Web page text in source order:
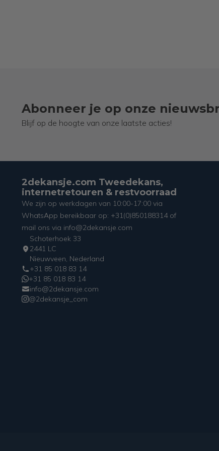
Abonneer je op onze
Blijf op de hoogte van onze laatste acties!
2dekansje.com Tweedekans,
internetretouren & restvoorraad
We zijn op werkdagen van 10:00-17:00 via
WhatsApp bereikbaar op: +31(0)850188314 of
mail ons via info@2dekansje.com
Schoterhoek 33
2441 LC
Nieuwveen, Nederland
+31 85 018 83 14
+31 85 018 83 14
info@2dekansje.com
@2dekansje_com